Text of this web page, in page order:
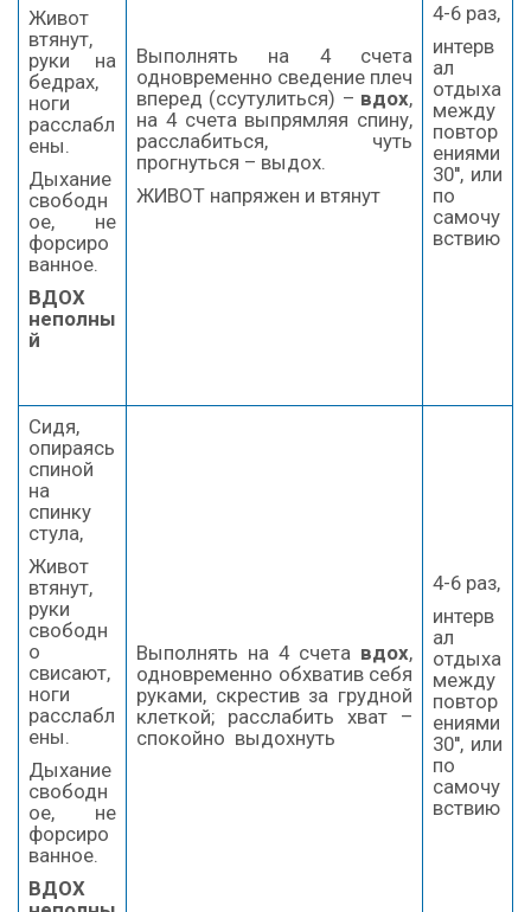
Живот
втянут,
руки на
бедрах,
ноги
расслабл
ены.
Дыхание
свободн
ое, не
форсиро
ванное.
ВДОХ
неполны
й
Выполнять на 4 счета
одновременно сведение плеч
вперед (ссутулиться) – вдох,
на 4 счета выпрямляя спину,
расслабиться, чуть
прогнуться – выдох.
ЖИВОТ напряжен и втянут
4-6 раз,
интерв
ал
отдыха
между
повтор
ениями
30'', или
по
самочу
вствию
Сидя,
опираясь
спиной
на
спинку
стула,
Живот
втянут,
руки
свободн
о
свисают,
ноги
расслабл
ены.
Дыхание
свободн
ое, не
форсиро
ванное.
ВДОХ
Выполнять на 4 счета вдох,
одновременно обхватив себя
руками, скрестив за грудной
клеткой; расслабить хват –
спокойно выдохнуть
4-6 раз,
интерв
ал
отдыха
между
повтор
ениями
30'', или
по
самочу
вствию